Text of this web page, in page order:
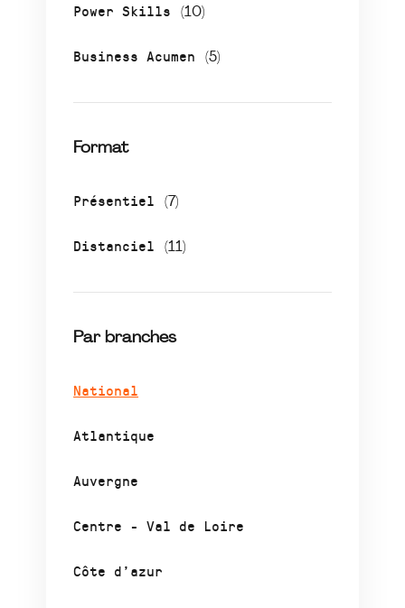
Power Skills (10)
Business Acumen (5)
Format
Présentiel (7)
Distanciel (11)
Par branches
National
Atlantique
Auvergne
Centre - Val de Loire
Côte d’azur